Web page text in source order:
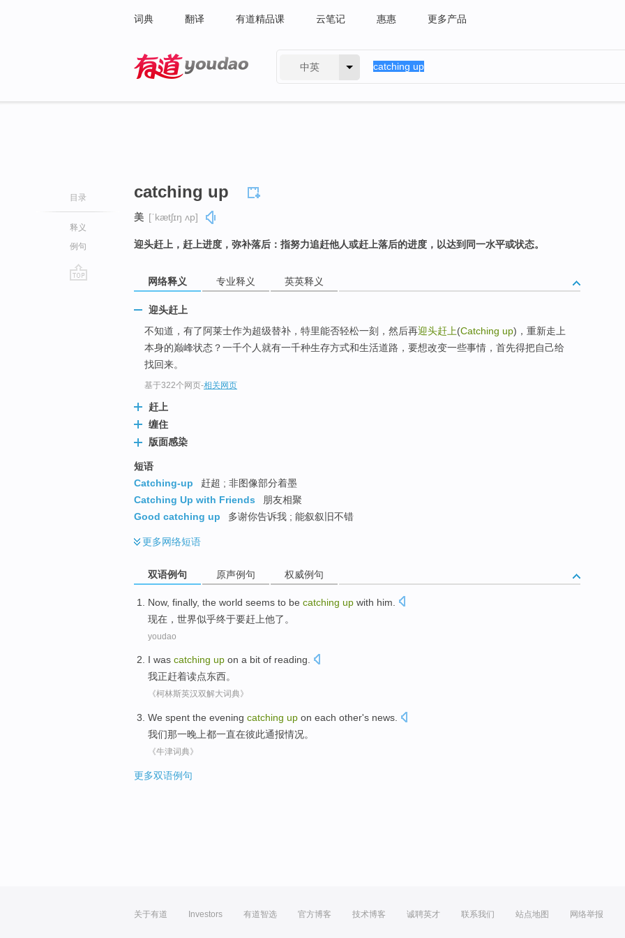
词典 翻译 有道精品课 云笔记 惠惠 更多产品
中英
目录
释义
例句
catching up
美 [ˈkætʃɪŋ ʌp]
迎头赶上，赶上进度，弥补落后：指努力追赶他人或赶上落后的进度，以达到同一水平或状态。
网络释义 专业释义 英英释义
迎头赶上
不知道，有了阿莱士作为超级替补，特里能否轻松一刻，然后再迎头赶上(Catching up)，重新走上
本身的巅峰状态？一千个人就有一千种生存方式和生活道路，要想改变一些事情，首先得把自己给
找回来。
基于322个网页-相关网页
赶上
缠住
版面感染
短语
Catching-up
赶超 ; 非图像部分着墨
Catching Up with Friends
朋友相聚
Good catching up
多谢你告诉我 ; 能叙叙旧不错
更多网络短语
双语例句 原声例句 权威例句
Now, finally, the world seems to be catching up with him
现在 ， 世界似乎终于要赶上他了。
youdao
I was catching up on a bit of reading.
我正赶着读点东西。
《柯林斯英汉双解大词典》
We spent the evening catching up on each other's news.
我们那一晚上都一直在彼此通报情况。
《牛津词典》
更多双语例句
关于有道 Investors 有道智选 官方博客 技术博客 诚聘英才 联系我们 站点地图 网络举报